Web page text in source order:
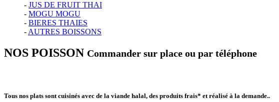
- JUS DE FRUIT THAI
- MOGU MOGU
- BIERES THAIES
- AUTRES BOISSONS
NOS POISSON Commander sur place ou par téléphone
Tous nos plats sont cuisinés avec de la viande halal, des produits frais* et réalisé à la demande..